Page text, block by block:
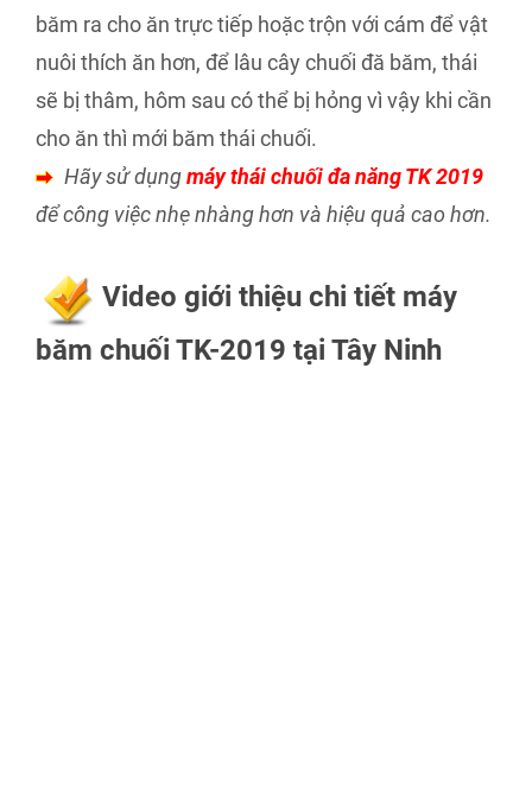
băm ra cho ăn trực tiếp hoặc trộn với cám để vật
nuôi thích ăn hơn, để lâu cây chuối đă băm, thái
sẽ bị thâm, hôm sau có thể bị hỏng vì vậy khi cần
cho ăn thì mới băm thái chuối.
Hãy sử dụngmáy thái chuối đa năng TK 2019
để công việc nhẹ nhàng hơn và hiệu quả cao hơn.
Video giới thiệu chi tiết máy
băm chuối TK-2019 tại Tây Ninh